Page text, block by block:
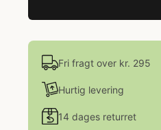
Fri fragt over kr. 295
Hurtig levering
14 dages returret